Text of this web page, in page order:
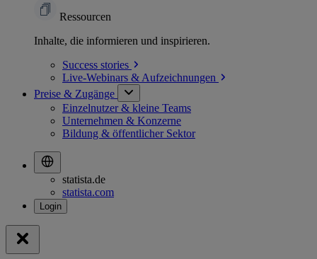
Ressourcen
Inhalte, die informieren und inspirieren.
Success stories
Live-Webinars & Aufzeichnungen
Preise & Zugänge
Einzelnutzer & kleine Teams
Unternehmen & Konzerne
Bildung & öffentlicher Sektor
statista.de
statista.com